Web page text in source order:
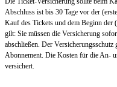
Abschluss ist bis 30 Tage vor der
Kauf des Tickets und dem Beginn der
gilt: Sie müssen die Versicherung
abschließen. Der
Abonnement. Die Kosten für die An-
versichert.